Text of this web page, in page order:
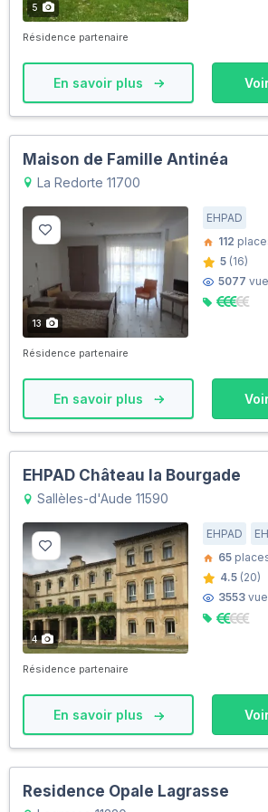
5
Résidence partenaire
En savoir plus
Maison de Famille Antinéa
La Redorte 11700
13
EHPAD
112
5 (16)
5077
Résidence partenaire
En savoir plus
EHPAD Château la Bourgade
Sallèles-d'Aude 11590
4
EHPAD
65
4.5 (20)
3553
Résidence partenaire
En savoir plus
Residence Opale Lagrasse